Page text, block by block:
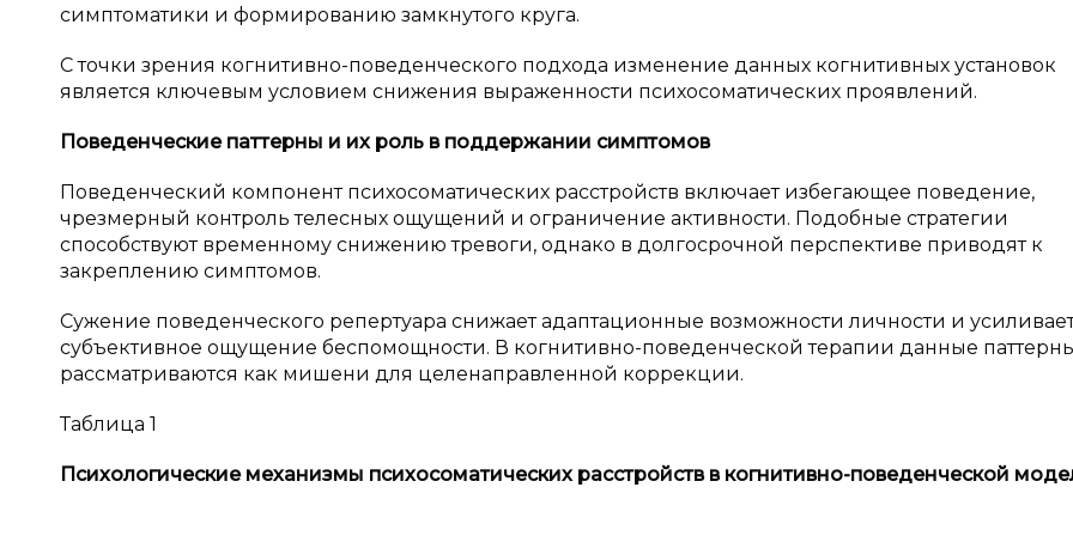
симптоматики и формированию замкнутого круга.
С точки зрения когнитивно-поведенческого подхода изменение данных когнитивных установок
является ключевым условием снижения выраженности психосоматических проявлений.
Поведенческие паттерны и их роль в поддержании симптомов
Поведенческий компонент психосоматических расстройств включает избегающее поведение,
чрезмерный контроль телесных ощущений и ограничение активности. Подобные стратегии
способствуют временному снижению тревоги, однако в долгосрочной перспективе приводят к
закреплению симптомов.
Сужение поведенческого репертуара снижает адаптационные возможности личности и
субъективное ощущение беспомощности. В когнитивно-поведенческой терапии данные
рассматриваются как мишени для целенаправленной коррекции.
Таблица 1
Психологические механизмы психосоматических расстройств в когнитивно-поведенческой